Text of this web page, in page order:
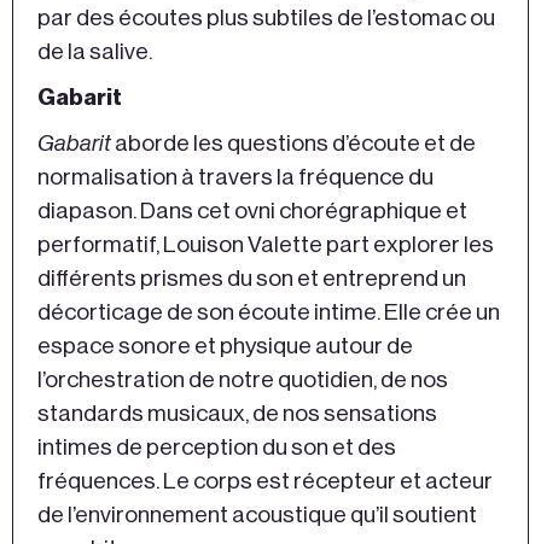
par des écoutes plus subtiles de l’estomac ou
de la salive.
Gabarit
Gabarit aborde les questions d’écoute et de
normalisation à travers la fréquence du
diapason. Dans cet ovni chorégraphique et
performatif, Louison Valette part explorer les
différents prismes du son et entreprend un
décorticage de son écoute intime. Elle crée un
espace sonore et physique autour de
l’orchestration de notre quotidien, de nos
standards musicaux, de nos sensations
intimes de perception du son et des
fréquences. Le corps est récepteur et acteur
de l’environnement acoustique qu’il soutient